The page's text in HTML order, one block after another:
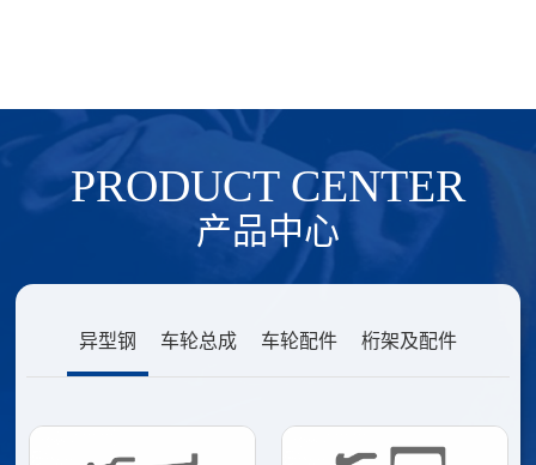
作、安徽六安建有四个生产基地，形成规模化、集约化生产格局，交
付与产能优势突出。
PRODUCT CENTER
产品中心
异型钢 车轮总成 车轮配件 桁架及配件